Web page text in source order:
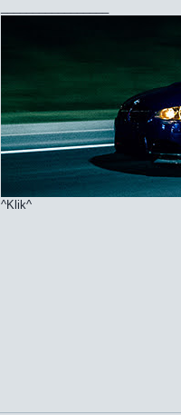
^Klik^